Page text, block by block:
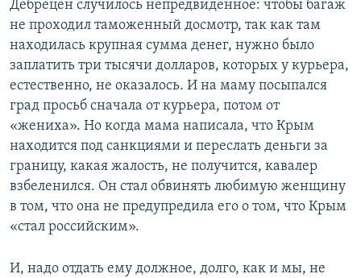
Дебрецен случилось непредвиденное: чтобы багаж
не проходил таможенный досмотр, так как там
находилась крупная сумма денег, нужно было
заплатить три тысячи долларов, которых у курьера,
естественно, не оказалось. И на маму посыпался
град просьб сначала от курьера, потом от
«жениха». Но когда мама написала, что Крым
находится под санкциями и переслать деньги за
границу, какая жалость, не получится, кавалер
взбеленился. Он стал обвинять любимую женщину
в том, что она не предупредила его о том, что Крым
«стал российским».
И, надо отдать ему должное, долго, как и мы, не